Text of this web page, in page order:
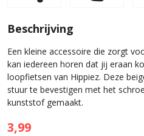
Beschrijving
Een kleine accessoire die zorgt
kan iedereen horen dat jij eraan
loopfietsen van Hippiez. Deze
stuur te bevestigen met het
kunststof gemaakt.
3,99